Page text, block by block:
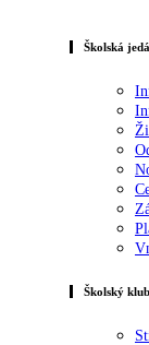
Školská
Školský